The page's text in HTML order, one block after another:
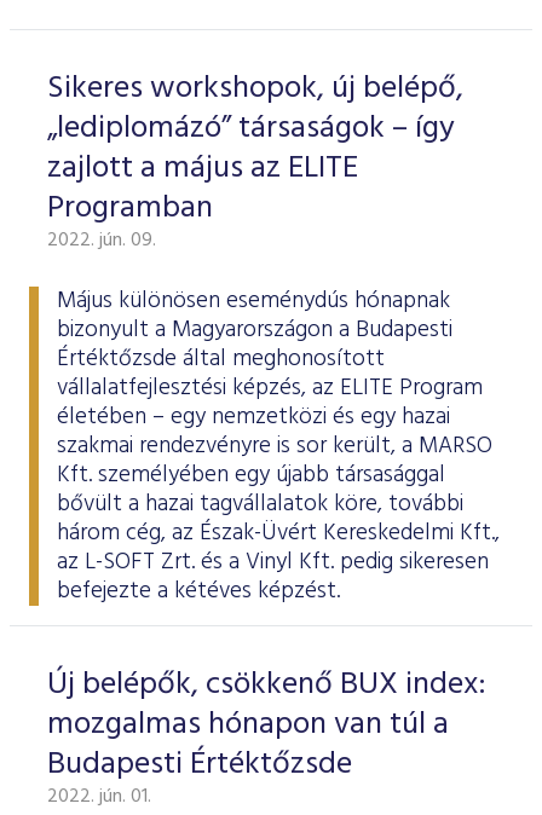
Sikeres workshopok, új belépő,
„lediplomázó” társaságok – így
zajlott a május az ELITE
Programban
2022. jún. 09.
Május különösen eseménydús hónapnak
bizonyult a Magyarországon a Budapesti
Értéktőzsde által meghonosított
vállalatfejlesztési képzés, az ELITE Program
életében – egy nemzetközi és egy hazai
szakmai rendezvényre is sor került, a MARSO
Kft. személyében egy újabb társasággal
bővült a hazai tagvállalatok köre, további
három cég, az Észak-Üvért Kereskedelmi Kft.,
az L-SOFT Zrt. és a Vinyl Kft. pedig sikeresen
befejezte a kétéves képzést.
Új belépők, csökkenő BUX index:
mozgalmas hónapon van túl a
Budapesti Értéktőzsde
2022. jún. 01.